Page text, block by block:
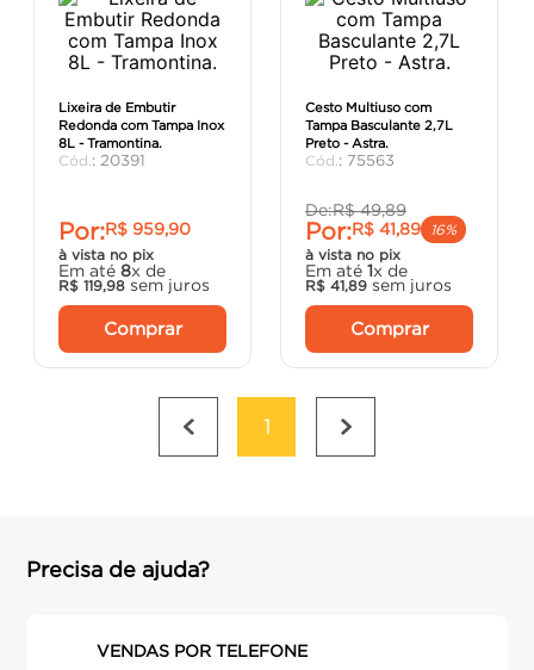
Lixeira de Embutir
Redonda com Tampa Inox
8L - Tramontina.
: 20391
Por:R$ 959,90
à vista no pix
Em até 8x de
R$ 119,98 sem juros
Comprar
Cesto Multiuso com
Tampa Basculante 2,7L
Preto - Astra.
: 75563
De:R$ 49,89
Por:R$ 41,89
16%
à vista no pix
Em até 1x de
R$ 41,89 sem juros
Comprar
1
Precisa de ajuda?
VENDAS POR TELEFONE